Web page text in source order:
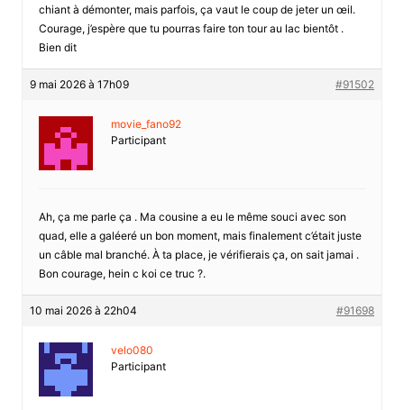
chiant à démonter, mais parfois, ça vaut le coup de jeter un œil.
Courage, j’espère que tu pourras faire ton tour au lac bientôt .
Bien dit
9 mai 2026 à 17h09 #91502
movie_fano92
Participant
Ah, ça me parle ça . Ma cousine a eu le même souci avec son
quad, elle a galéeré un bon moment, mais finalement c’était juste
un câble mal branché. À ta place, je vérifierais ça, on sait jamai .
Bon courage, hein c koi ce truc ?.
10 mai 2026 à 22h04 #91698
velo080
Participant